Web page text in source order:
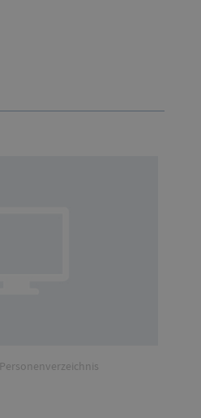
Personenverzeichnis